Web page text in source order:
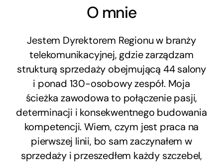
O mnie
Jestem Dyrektorem Regionu w branży
telekomunikacyjnej, gdzie zarządzam
strukturą sprzedaży obejmującą 44 salony
i ponad 130-osobowy zespół. Moja
ścieżka zawodowa to połączenie pasji,
determinacji i konsekwentnego budowania
kompetencji. Wiem, czym jest praca na
pierwszej linii, bo sam zaczynałem w
sprzedaży i przeszedłem każdy szczebel,